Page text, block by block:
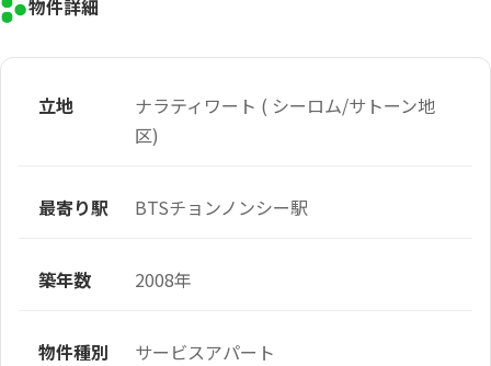
物件詳細
立地
ナラティワート ( シーロム/サトーン地
区)
最寄り駅 BTSチョンノンシー駅
築年数 2008年
物件種別 サービスアパート